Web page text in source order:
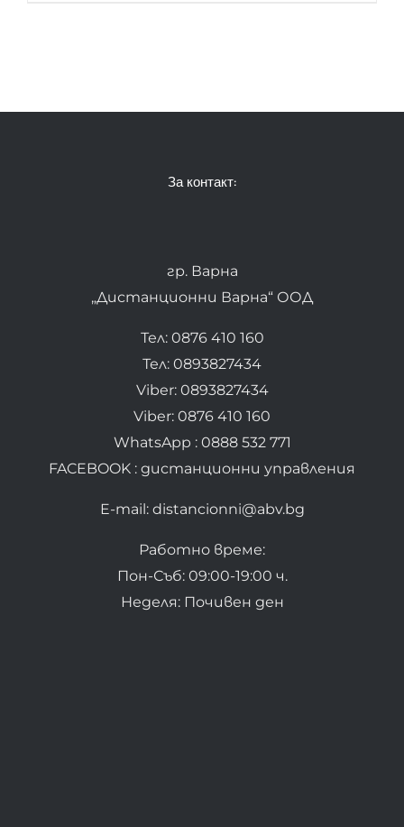
За контакт:
гр. Варна
„Дистанционни Варна“ ООД
Тел: 0876 410 160
Тел: 0893827434
Viber: 0893827434
Viber: 0876 410 160
WhatsApp : 0888 532 771
FACEBOOK : дистанционни управления
E-mail: distancionni@abv.bg
Работно време:
Пон-Съб: 09:00-19:00 ч.
Неделя: Почивен ден